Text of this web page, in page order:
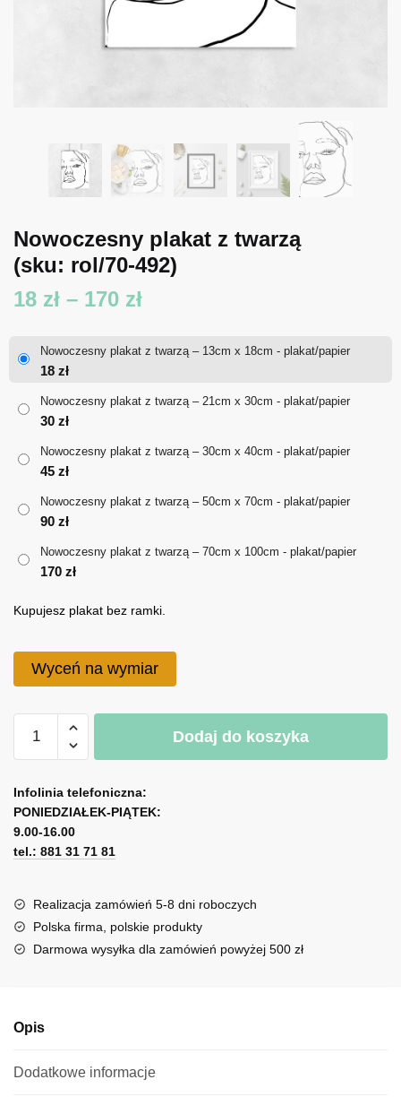
Nowoczesny plakat z twarzą
(sku: rol/70-492)
18 zł – 170 złZakres
18 zł
Nowoczesny plakat z twarzą – 13cm x 18cm - plakat/papier
18 zł
Nowoczesny plakat z twarzą – 21cm x 30cm - plakat/papier
30 zł
Nowoczesny plakat z twarzą – 30cm x 40cm - plakat/papier
45 zł
Nowoczesny plakat z twarzą – 50cm x 70cm - plakat/papier
90 zł
Nowoczesny plakat z twarzą – 70cm x 100cm - plakat/papier
170 zł
Kupujesz plakat bez ramki.
Wyceń na wymiar
Nowoczesny
z
twarzą
Dodaj do koszyka
l
t
e
r
a
t
i
Infolinia telefoniczna:
PONIEDZIAŁEK-PIĄTEK:
9.00-16.00
tel.: 881 31 71 81
Realizacja zamówień 5-8 dni roboczych
Polska firma, polskie produkty
Darmowa wysyłka dla zamówień powyżej 500 zł
Opis
Dodatkowe informacje